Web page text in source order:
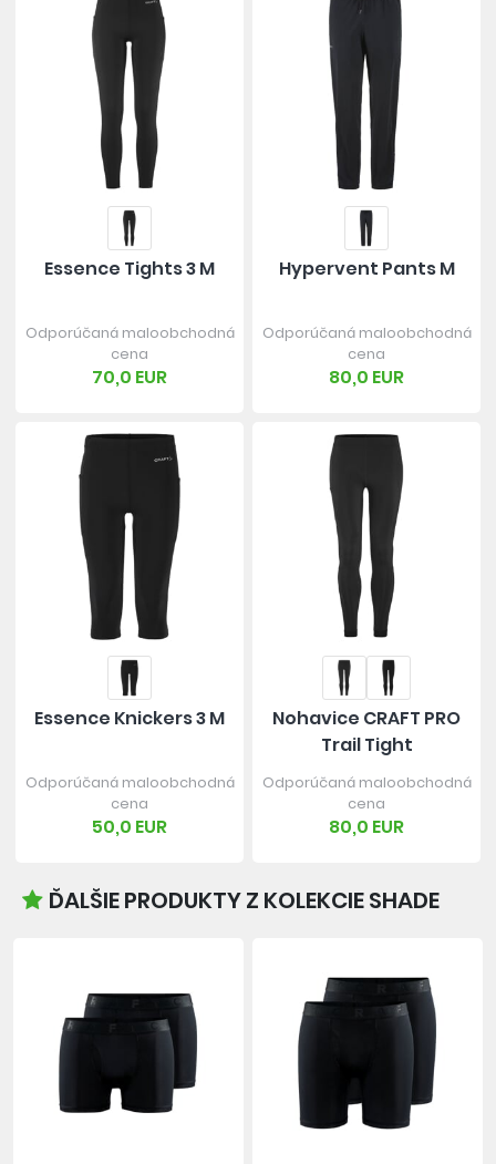
Essence Tights 3 M
Odporúčaná maloobchodná
cena
70,0 EUR
Hypervent Pants M
Odporúčaná maloobchodná
cena
80,0 EUR
Essence Knickers 3 M
Odporúčaná maloobchodná
cena
50,0 EUR
Nohavice CRAFT PRO
Trail Tight
Odporúčaná maloobchodná
cena
80,0 EUR
ĎALŠIE PRODUKTY Z KOLEKCIE SHADE